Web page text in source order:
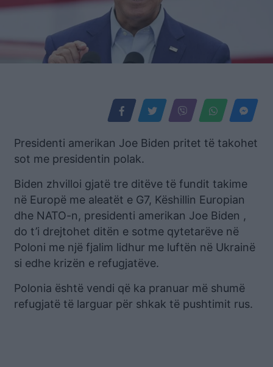
Presidenti amerikan Joe Biden pritet të takohet
sot me presidentin polak.
Biden zhvilloi gjatë tre ditëve të fundit takime
në Europë me aleatët e G7, Këshillin Europian
dhe NATO-n, presidenti amerikan Joe Biden ,
do t’i drejtohet ditën e sotme qytetarëve në
Poloni me një fjalim lidhur me luftën në Ukrainë
si edhe krizën e refugjatëve.
Polonia është vendi që ka pranuar më shumë
refugjatë të larguar për shkak të pushtimit rus.